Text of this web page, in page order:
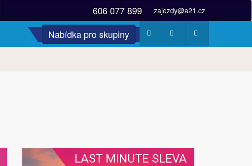
606 077 899 zajezdy@a21.cz
Nabídka pro skupiny
LAST MINUTE SLEVA